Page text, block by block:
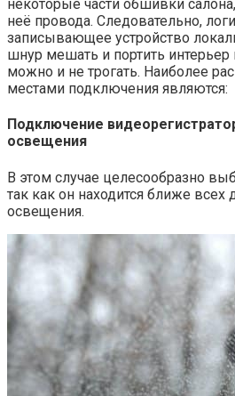
некоторые части обшивки
неё провода. Следовательно,
записывающее устройство
шнур мешать и портить
можно и не трогать. Наиболее
местами подключения являются:
Подключение
освещения
В этом случае целесообразно
так как он находится ближе всех
освещения.